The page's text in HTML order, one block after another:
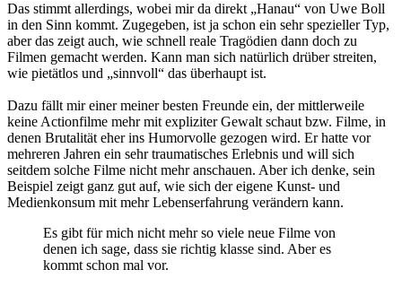
Das stimmt allerdings, wobei mir da direkt „Hanau“ von Uwe Boll
in den Sinn kommt. Zugegeben, ist ja schon ein sehr spezieller Typ,
aber das zeigt auch, wie schnell reale Tragödien dann doch zu
Filmen gemacht werden. Kann man sich natürlich drüber streiten,
wie pietätlos und „sinnvoll“ das überhaupt ist.
Dazu fällt mir einer meiner besten Freunde ein, der mittlerweile
keine Actionfilme mehr mit expliziter Gewalt schaut bzw. Filme, in
denen Brutalität eher ins Humorvolle gezogen wird. Er hatte vor
mehreren Jahren ein sehr traumatisches Erlebnis und will sich
seitdem solche Filme nicht mehr anschauen. Aber ich denke, sein
Beispiel zeigt ganz gut auf, wie sich der eigene Kunst- und
Medienkonsum mit mehr Lebenserfahrung verändern kann.
Es gibt für mich nicht mehr so viele neue Filme von
denen ich sage, dass sie richtig klasse sind. Aber es
kommt schon mal vor.